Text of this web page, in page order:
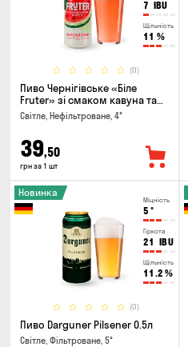
7 IBU
Щільність
11 %
(0)
Пиво Чернігівське «Біле
Fruter» зі смаком кавуна та
м'яти 0.5л
Світле, Нефільтроване, 4°
39,50
грн за 1 шт
Міцність
5 °
Гіркота
21 IBU
Щільність
11.2 %
(0)
Новинка
Пиво Darguner Pilsener 0.5л
Світле, Фільтроване, 5°